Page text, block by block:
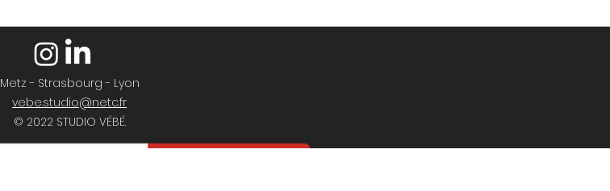
Metz - Strasbourg - Lyon
vebe.studio@netc.fr
© 2022 STUDIO VÉBÉ.